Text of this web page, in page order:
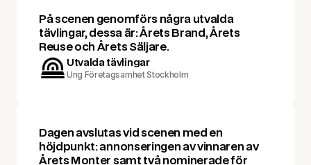
På scenen genomförs några utvalda
tävlingar, dessa är: Årets Brand, Årets
Reuse och Årets Säljare.
Utvalda tävlingar
Ung Företagsamhet Stockholm
Dagen avslutas vid scenen med en
höjdpunkt: annonseringen av vinnaren av
Årets Monter samt två nominerade för